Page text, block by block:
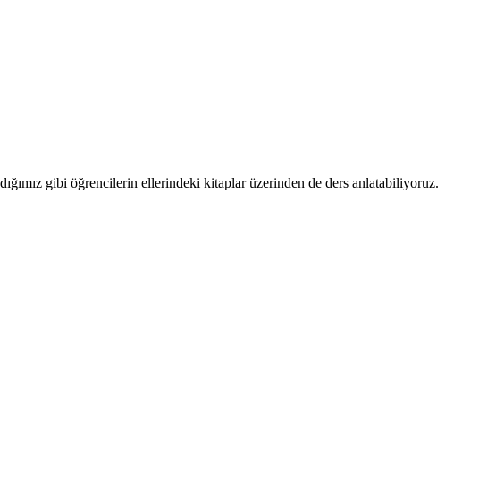
gibi öğrencilerin ellerindeki kitaplar üzerinden de ders anlatabiliyoruz.